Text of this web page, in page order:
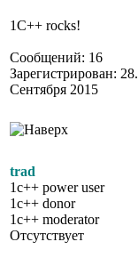
1C++ rocks!
Сообщений: 16
Зарегистрирован: 28.
Сентября 2015
trad
1c++ power user
1c++ donor
1c++ moderator
Отсутствует